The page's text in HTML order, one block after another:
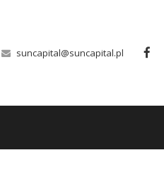
suncapital@suncapital.pl